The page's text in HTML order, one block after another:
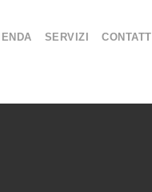
SERVIZI CONTATTI